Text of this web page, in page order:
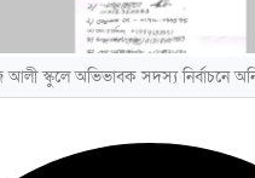
আলী স্কুলে অভিভাবক সদস্য নির্বাচনে